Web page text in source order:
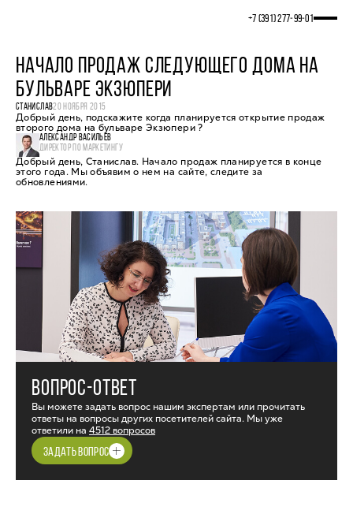
+7 (391) 277‒99‒01
НАЧАЛО ПРОДАЖ СЛЕДУЮЩЕГО ДОМА НА
БУЛЬВАРЕ ЭКЗЮПЕРИ
СТАНИСЛАВ20 НОЯБРЯ 2015
Добрый день, подскажите когда планируется открытие продаж
второго дома на бульваре Экзюпери ?
АЛЕКСАНДР ВАСИЛЬЕВ
ДИРЕКТОР ПО МАРКЕТИНГУ
Добрый день, Станислав. Начало продаж планируется в конце
этого года. Мы объявим о нем на сайте, следите за
обновлениями.
ВОПРОС-ОТВЕТ
Вы можете задать вопрос нашим экспертам или прочитать
ответы на вопросы других посетителей сайта. Мы уже
ответили на 4512 вопросов
ЗАДАТЬ ВОПРОС